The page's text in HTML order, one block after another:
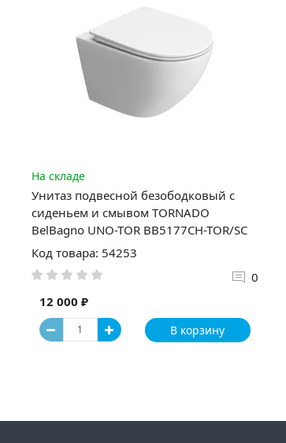
На складе
Унитаз подвесной безободковый с
сиденьем и смывом TORNADO
BelBagno UNO-TOR BB5177CH-TOR/SC
Код товара: 54253
0
12 000 ₽
В корзину